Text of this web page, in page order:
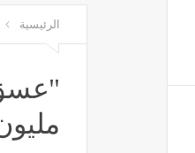
تراجع سعر طن
نائب وزير الصحة:
الرئيسية